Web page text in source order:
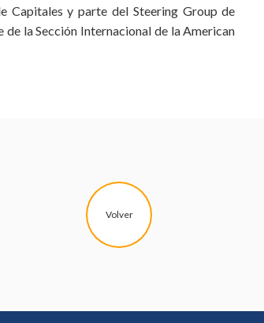
Capitales y parte del Steering Group de
la Sección Internacional de la American
Volver